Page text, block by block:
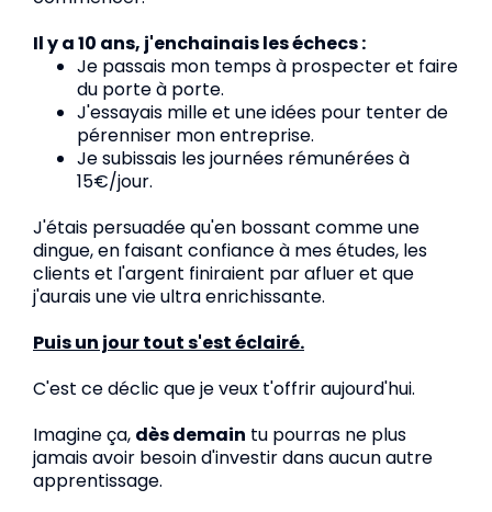
Il y a 10 ans, j'enchainais les échecs :
Je passais mon temps à prospecter et faire
du porte à porte.
J'essayais mille et une idées pour tenter de
pérenniser mon entreprise.
Je subissais les journées rémunérées à
15€/jour.
J'étais persuadée qu'en bossant comme une
dingue, en faisant confiance à mes études, les
clients et l'argent finiraient par afluer et que
j'aurais une vie ultra enrichissante.
Puis un jour tout s'est éclairé.
C'est ce déclic que je veux t'offrir aujourd'hui.
Imagine ça, dès demain tu pourras ne plus
jamais avoir besoin d'investir dans aucun autre
apprentissage.